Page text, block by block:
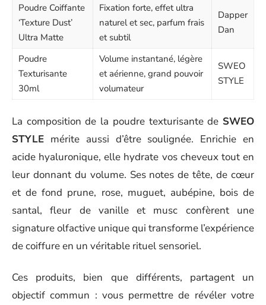
Poudre Coiffante
‘Texture Dust’
Ultra Matte
Fixation forte, effet ultra
naturel et sec, parfum frais
et subtil
Dapper
Dan
Poudre
Texturisante
30ml
Volume instantané, légère
et aérienne, grand pouvoir
volumateur
SWEO
STYLE
La composition de la poudre texturisante de SWEO
STYLE mérite aussi d’être soulignée. Enrichie en
acide hyaluronique, elle hydrate vos cheveux tout en
leur donnant du volume. Ses notes de tête, de cœur
et de fond prune, rose, muguet, aubépine, bois de
santal, fleur de vanille et musc confèrent une
signature olfactive unique qui transforme l’expérience
de coiffure en un véritable rituel sensoriel.
Ces produits, bien que différents, partagent un
objectif commun : vous permettre de révéler votre